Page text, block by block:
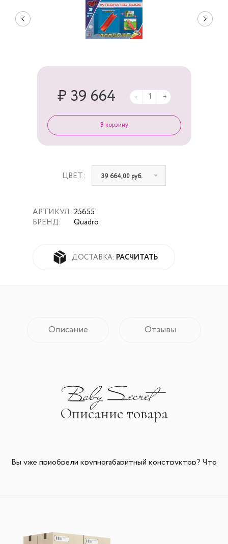
АРТИКУЛ:
БРЕНД:
25655
Quadro
ДОСТАВКА: РАСЧИТАТЬ
ЦВЕТ: 39 664,00 руб.
₽ 39 664 - +
Описание Отзывы
Описание товара
Вы уже приобрели крупногабаритный конструктор? Что
Вам остаётся только усесться поудобнее неподалёку и